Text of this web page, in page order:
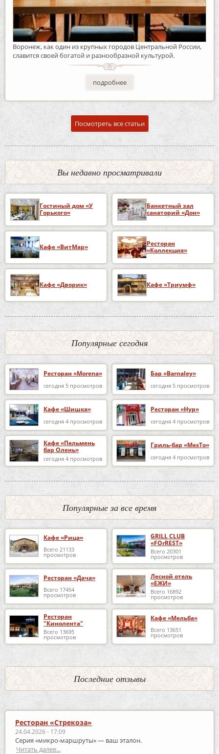
Воронеж, как один из крупных городов Центральной России,
славится своей богатой и разнообразной культурой.
подробнее
Посмотреть все статьи
Вы недавно просматривали
Гостиный дом «У
Горького»
Банкетный зал
санаторий «Дон»
Кафе «ВитМар»
Ресторан
«Коллекция»
Кафе «Дворик» Кафе «Триумф»
Популярные сегодня
Ресторан «Morena»
сегодня 5 просмотров
Бар «Barnaley»
сегодня 5 просмотров
Кафе «Шишка»
сегодня 4 просмотров
Ресторан «Нур»
сегодня 4 просмотров
Кафе «Пельмень
бар Олень»
сегодня 4 просмотров
Гриль-бар «MesTo»
сегодня 4 просмотров
Популярные за все время
Кафе «Рица»
Всего 21133
просмотров
GRILL CLUB
«FOrREST»
Всего 20301
просмотров
Ресторан «Дача»
Всего 17454
просмотров
Лесной отель
«ЕЖИ»
Всего 16892
просмотров
Ресторан
"Кинолента"
Всего 13695
просмотров
Кафе «Мельба»
Всего 13651
просмотров
Последние отзывы
Ресторан «Стрекоза»
24.04.2026 - 17:09
Серия «микро‑маршруты» — ваш эталон.
Читать далее...